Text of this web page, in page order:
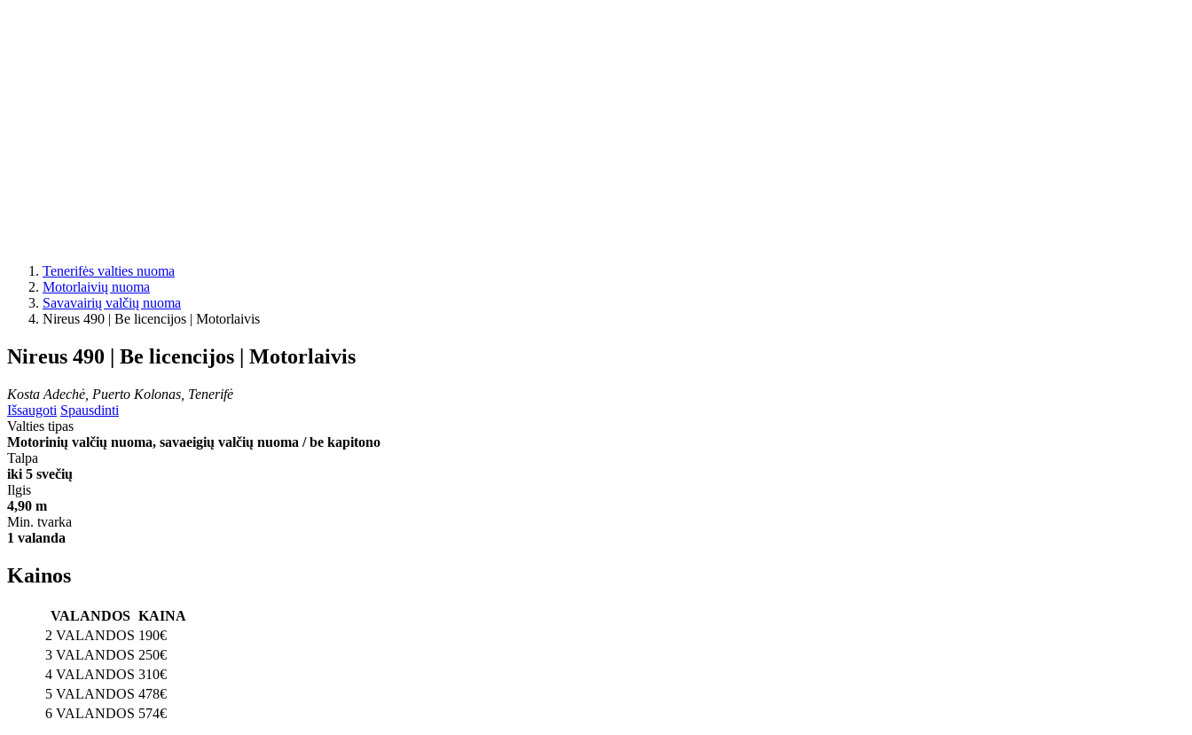
Tenerifės valties nuoma
Motorlaivių nuoma
Savavairių valčių nuoma
Nireus 490 | Be licencijos | Motorlaivis
Nireus 490 | Be licencijos | Motorlaivis
Kosta Adechė, Puerto Kolonas, Tenerifė
Išsaugoti Spausdinti
Valties tipas
Motorinių valčių nuoma, savaeigių valčių nuoma / be kapitono
Talpa
iki 5 svečių
Ilgis
4,90 m
Min. tvarka
1 valanda
Kainos
VALANDOS KAINA
2 VALANDOS 190€
3 VALANDOS 250€
4 VALANDOS 310€
5 VALANDOS 478€
6 VALANDOS 574€